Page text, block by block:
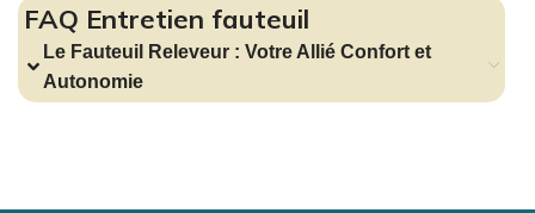
FAQ Entretien fauteuil
Le Fauteuil Releveur : Votre Allié Confort et
Autonomie